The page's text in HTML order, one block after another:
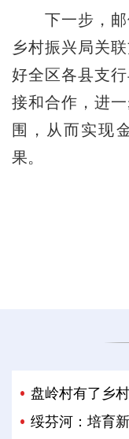
下一步，邮
乡村振兴局关
好全区各县支
接和合作，进
围，从而实现
果。
盘岭村有了乡
绥芬河：培育